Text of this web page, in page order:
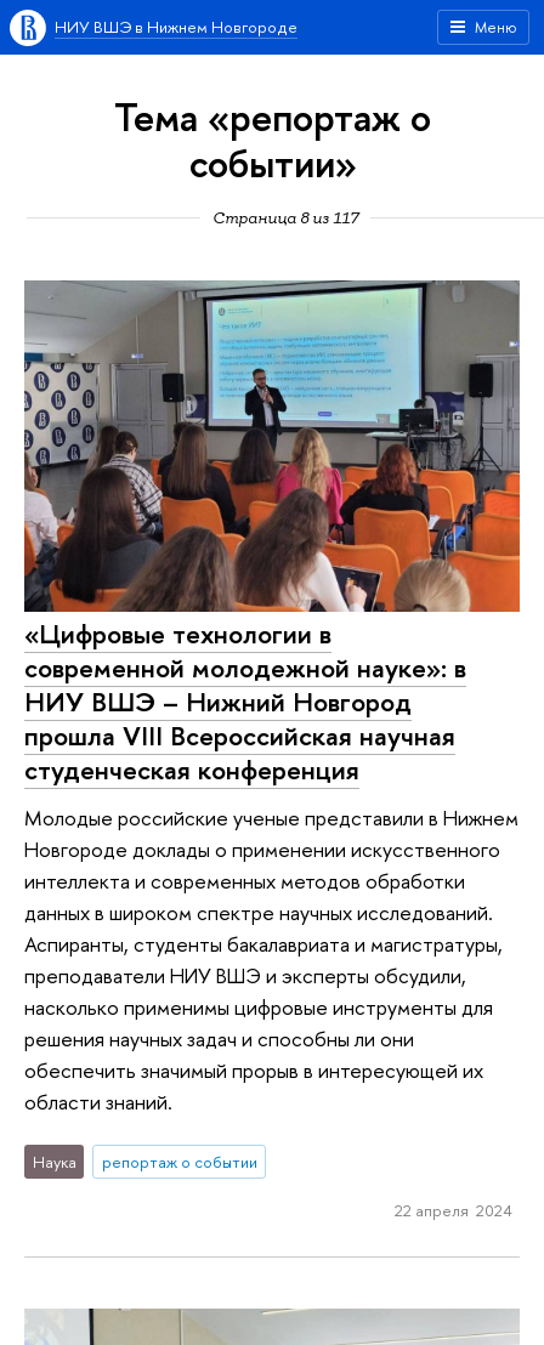
Меню
НИУ ВШЭ в Нижнем Новгороде
Тема «репортаж о
событии»
Страница 8 из 117
«Цифровые технологии в
современной молодежной науке»: в
НИУ ВШЭ – Нижний Новгород
прошла VIII Всероссийская научная
студенческая конференция
Молодые российские ученые представили в Нижнем
Новгороде доклады о применении искусственного
интеллекта и современных методов обработки
данных в широком спектре научных исследований.
Аспиранты, студенты бакалавриата и магистратуры,
преподаватели НИУ ВШЭ и эксперты обсудили,
насколько применимы цифровые инструменты для
решения научных задач и способны ли они
обеспечить значимый прорыв в интересующей их
области знаний.
Наука репортаж о событии
22 апреля 2024